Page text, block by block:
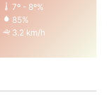
7º - 8º%
85%
3.2 km/h